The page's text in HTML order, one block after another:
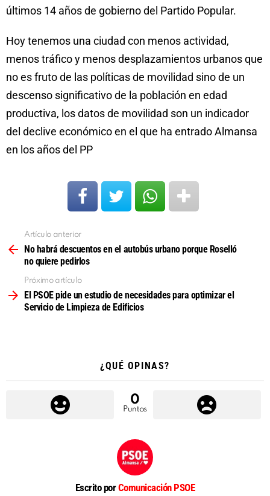
últimos 14 años de gobierno del Partido Popular.
Hoy tenemos una ciudad con menos actividad,
menos tráfico y menos desplazamientos urbanos que
no es fruto de las políticas de movilidad sino de un
descenso significativo de la población en edad
productiva, los datos de movilidad son un indicador
del declive económico en el que ha entrado Almansa
en los años del PP
más
Artículo anterior
No habrá descuentos en el autobús urbano porque Roselló
no quiere pedirlos
Próximo artículo
El PSOE pide un estudio de necesidades para optimizar el
Servicio de Limpieza de Edificios
¿QUÉ OPINAS?
0
Puntos
Escrito porComunicación PSOE